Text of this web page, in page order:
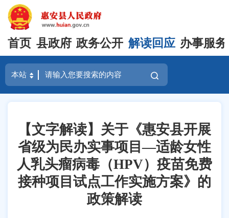
首页 县政府 政务公开 解读回应 办事服务
【文字解读】关于《惠安县开展
省级为民办实事项目—适龄女性
人乳头瘤病毒（HPV）疫苗免费
接种项目试点工作实施方案》的
政策解读